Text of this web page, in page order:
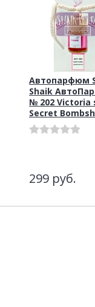
Автопарфюм
Shaik
№ 202 Victoria
Secret
299 руб.